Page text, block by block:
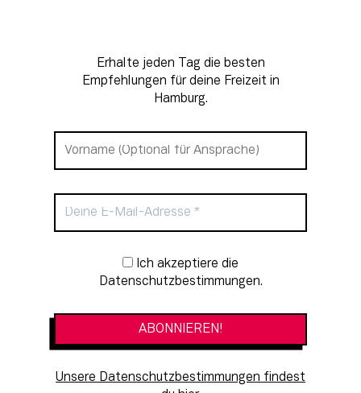
Erhalte jeden Tag die besten
Empfehlungen für deine Freizeit in
Hamburg.
Newsletter-Anmeldung
Datenschutzbestimmungen.
Unsere Datenschutzbestimmungen findest